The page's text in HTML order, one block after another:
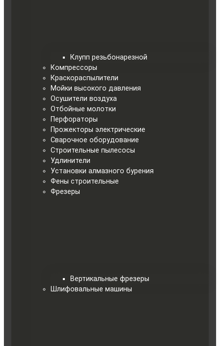
Клупп резьбонарезной
Компрессоры
Краскораспылители
Мойки высокого давления
Осушители воздуха
Отбойные молотки
Перфораторы
Прожекторы электрические
Сварочное оборудование
Строительные пылесосы
Удлинители
Установки алмазного бурения
Фены строительные
Фрезеры
Вертикальные фрезеры
Шлифовальные машины